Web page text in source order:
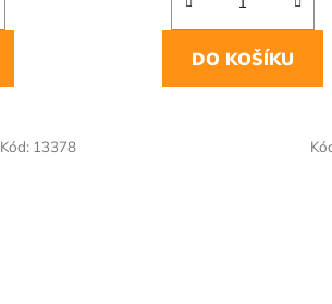
DO KOŠÍKU
Kód: 13378